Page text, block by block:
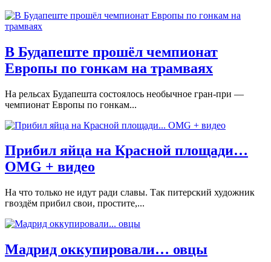
В Будапеште прошёл чемпионат
Европы по гонкам на трамваях
На рельсах Будапешта состоялось необычное гран-при —
чемпионат Европы по гонкам...
Прибил яйца на Красной площади…
OMG + видео
На что только не идут ради славы. Так питерский художник
гвоздём прибил свои, простите,...
Мадрид оккупировали… овцы